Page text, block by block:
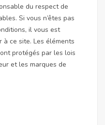
du respect de
Si vous n’êtes pas
il vous est
à ce site. Les éléments
protégés par les lois
et les marques de